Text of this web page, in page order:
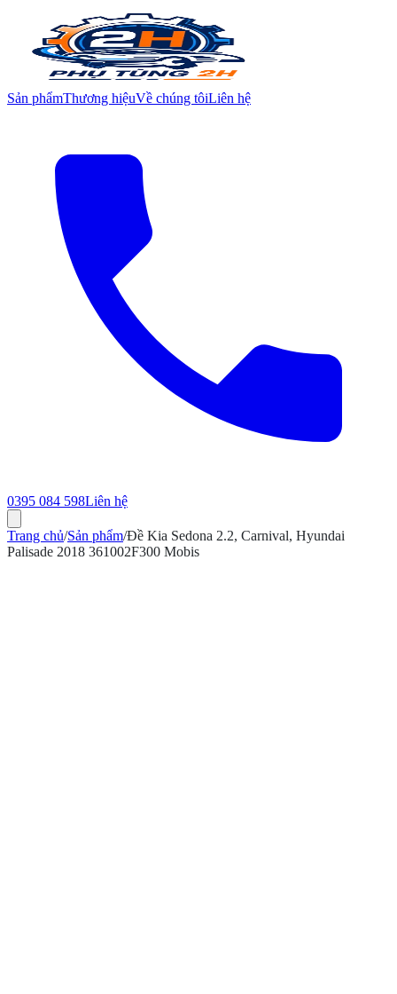
Sản phẩmThương hiệuVề chúng tôiLiên hệ
0395 084 598Liên hệ
Trang chủ/Sản phẩm/Đề Kia Sedona 2.2, Carnival, Hyundai
Palisade 2018 361002F300 Mobis